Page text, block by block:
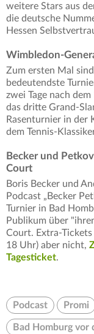
weitere Stars aus
die deutsche
Hessen
Wimbledon-
Zum ersten Mal
bedeutendste
zwei Tage nach
das dritte Grand-
Rasenturnier in der
dem Tennis-
Becker und
Court
Boris Becker und
Podcast „Becker
Turnier in Bad
Publikum über
Court. Extra-
18 Uhr) aber nicht,
Tagesticket.
Podcast Promi
Bad Homburg vor